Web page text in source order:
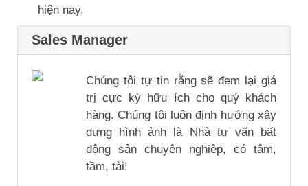
hiện nay.
Sales Manager
Chúng tôi tự tin rằng sẽ đem lại giá
trị cực kỳ hữu ích cho quý khách
hàng. Chúng tôi luôn định hướng xây
dựng hình ảnh là Nhà tư vấn bất
động sản chuyên nghiệp, có tâm,
tầm, tài!